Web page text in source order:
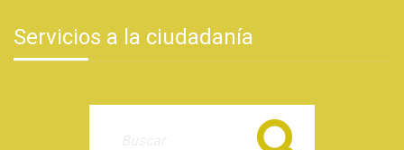
Servicios a la ciudadanía
Buscar